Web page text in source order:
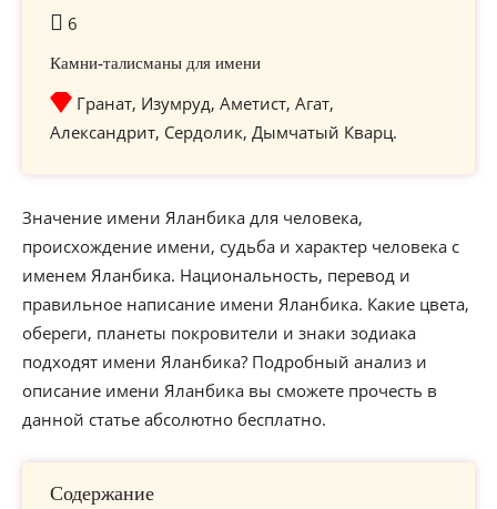
6
Камни-талисманы для имени
Гранат, Изумруд, Аметист, Агат,
Александрит, Сердолик, Дымчатый Кварц.
Значение имени Яланбика для человека,
происхождение имени, судьба и характер человека с
именем Яланбика. Национальность, перевод и
правильное написание имени Яланбика. Какие цвета,
обереги, планеты покровители и знаки зодиака
подходят имени Яланбика? Подробный анализ и
описание имени Яланбика вы сможете прочесть в
данной статье абсолютно бесплатно.
Содержание